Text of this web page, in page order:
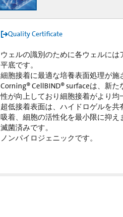
Quality Certificate
ウェルの識別のために各ウェルには
平底です。
細胞接着に最適な培養表面処理が施
Corning® CellBIND® surfaceは、新
性が向上しており細胞接着がより均
超低接着表面は、ハイドロゲルを
吸着、細胞の活性化を最小限に抑え
滅菌済みです。
ノンパイロジェニックです。